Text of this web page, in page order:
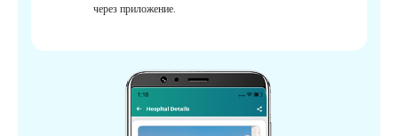
через приложение.